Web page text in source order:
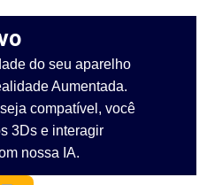
do seu aparelho
Aumentada.
compatível, você
3Ds e interagir
nossa IA.